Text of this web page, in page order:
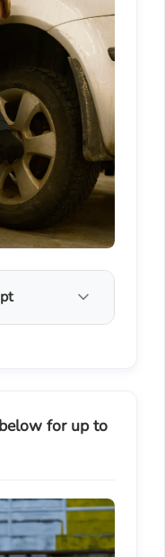
for up to